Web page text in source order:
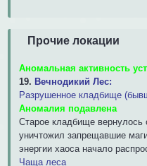
Прочие локации
Аномальная активность
19. Вечнодикий Лес:
Разрушенное кладбище
Аномалия подавлена
Старое кладбище вернулось
уничтожил запрещавшие
энергии хаоса начало
Чаща леса